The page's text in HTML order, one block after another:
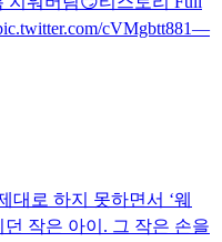
cVMgbtt881—
로 하지 못하면서 ‘웨
작은 아이. 그 작은 손을